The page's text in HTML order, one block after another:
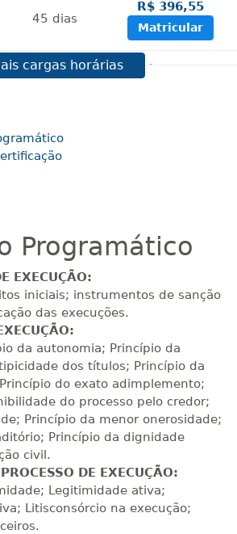
45 dias
R$ 396,55
Matricular
45dias
R$ 495,69
60dias
60dias
R$ 793,10
90dias
Matricular
90dias
R$ 991,36
Matricular
90dias
R$ 1.090,51
Matricular
90
R$ 1.189,66
cargas horárias
Programático
EXECUÇÃO:
iniciais; instrumentos de sanção
das execuções.
da autonomia; Princípio da
dos títulos; Princípio da
do exato adimplemento;
do processo pelo credor;
Princípio da menor onerosidade;
Princípio da dignidade
civil.
DE EXECUÇÃO:
Legitimidade ativa;
Litisconsórcio na execução;